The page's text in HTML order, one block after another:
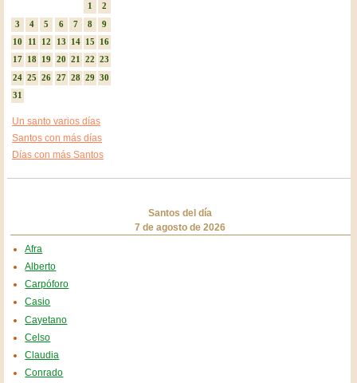
1
2
3
4 5 6 7 8
9
10
11 12 13 14 15
16
17 18 19 20 21 22
23
24 25 26 27 28 29
30
31
Un santo varios días
Santos con más días
Días con más Santos
Santos del día
7 de agosto de 2026
Afra
Alberto
Carpóforo
Casio
Cayetano
Celso
Claudia
Conrado